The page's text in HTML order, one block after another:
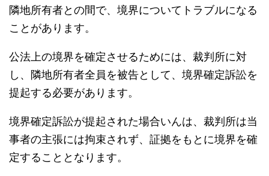
隣地所有者との間で、境界についてトラブルになる
ことがあります。
公法上の境界を確定させるためには、裁判所に対
し、隣地所有者全員を被告として、境界確定訴訟を
提起する必要があります。
境界確定訴訟が提起された場合いんは、裁判所は当
事者の主張には拘束されず、証拠をもとに境界を確
定することとなります。